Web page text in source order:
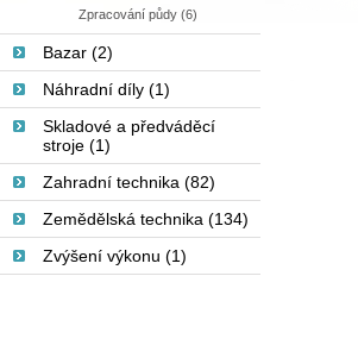
Zpracování půdy (6)
Bazar (2)
Náhradní díly (1)
Skladové a předváděcí
stroje (1)
Zahradní technika (82)
Zemědělská technika (134)
Zvýšení výkonu (1)